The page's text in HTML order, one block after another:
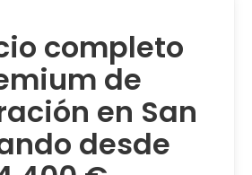
completo
de
en San
desde